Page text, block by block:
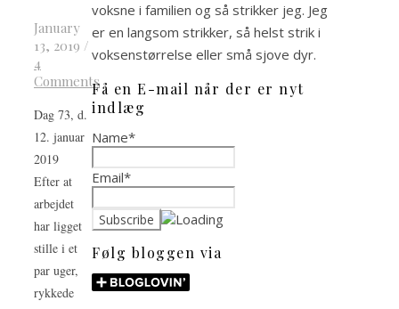
January
13, 2019 /
4
Comments
Dag 73, d.
12. januar
2019
Efter at
arbejdet
har ligget
stille i et
par uger,
rykkede
voksne i familien og så strikker jeg. Jeg
er en langsom strikker, så helst strik i
voksenstørrelse eller små sjove dyr.
Få en E-mail når der er nyt
indlæg
Name*
Email*
Følg bloggen via